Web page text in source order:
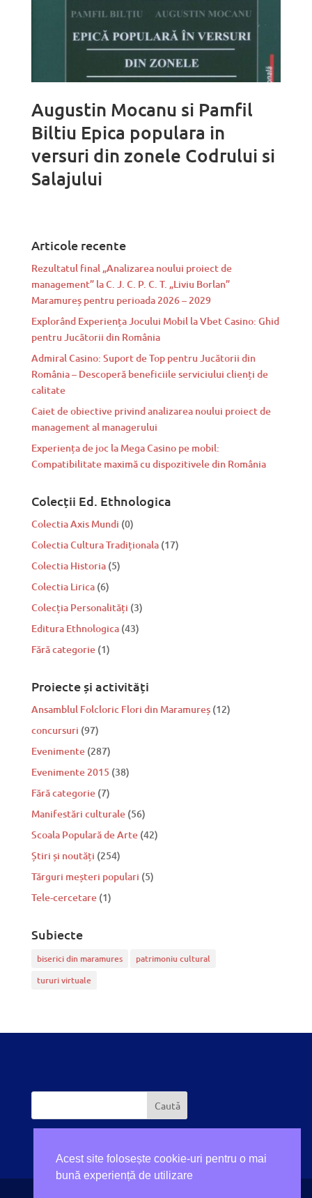
Augustin Mocanu si Pamfil
Biltiu Epica populara in
versuri din zonele Codrului si
Salajului
Articole recente
Rezultatul final „Analizarea noului proiect de
management” la C. J. C. P. C. T. „Liviu Borlan”
Maramureș pentru perioada 2026 – 2029
Explorând Experiența Jocului Mobil la Vbet Casino: Ghid
pentru Jucătorii din România
Admiral Casino: Suport de Top pentru Jucătorii din
România – Descoperă beneficiile serviciului clienți de
calitate
Caiet de obiective privind analizarea noului proiect de
management al managerului
Experiența de joc la Mega Casino pe mobil:
Compatibilitate maximă cu dispozitivele din România
Colecții Ed. Ethnologica
Colectia Axis Mundi (0)
Colectia Cultura Tradiționala (17)
Colectia Historia (5)
Colectia Lirica (6)
Colecția Personalități (3)
Editura Ethnologica (43)
Fără categorie (1)
Proiecte și activități
Ansamblul Folcloric Flori din Maramureș(12)
concursuri (97)
Evenimente(287)
Evenimente 2015 (38)
Fără categorie(7)
Manifestări culturale(56)
Scoala Populară de Arte(42)
Știri și noutăți (254)
Tărguri meșteri populari (5)
Tele-cercetare(1)
Subiecte
biserici din maramures
patrimoniu cultural
tururi virtuale
Acest site folosește cookie-uri pentru o mai
bună experiență de utilizare